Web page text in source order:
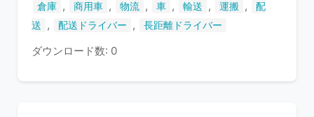
倉庫 , 商用車 , 物流 , 車 , 輸送 , 運搬 ,
配
送
, 配送ドライバー , 長距離ドライバー
ダウンロード数: 0